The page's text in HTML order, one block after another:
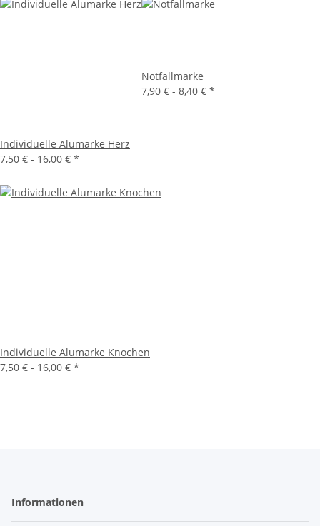
Individuelle Alumarke Herz
7,50 € - 16,00 € *
Notfallmarke
7,90 € - 8,40 € *
Individuelle Alumarke Knochen
7,50 € - 16,00 € *
Informationen